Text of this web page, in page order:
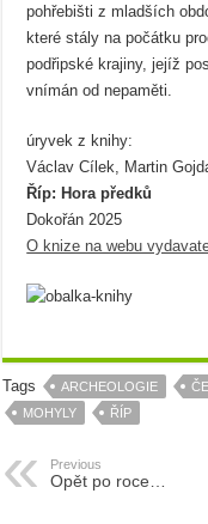
pohřebišti z mladších
které stály na počátku
podřipské krajiny, jejíž
vnímán od nepaměti.
úryvek z knihy:
Václav Cílek, Martin
Říp: Hora předků
Dokořán 2025
O knize na webu
Tags ARCHEOLOGIE
MOHYLY
ŘÍP
Previous
Opět po roce…